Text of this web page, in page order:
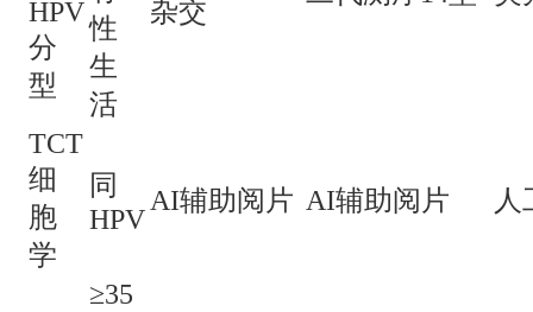
HPV
分
型
性
生
活
杂交
TCT
细
胞
学
同
HPV
AI辅助阅片 AI辅助阅片
≥35